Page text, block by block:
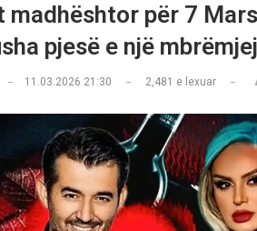
madhështor për 7
pjesë e një
11.03.2026 21:30 2,481 e lexuar